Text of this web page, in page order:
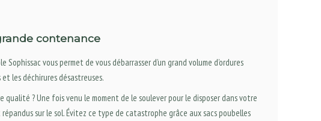
contenance
vous permet de vous débarrasser d’un grand volume d’ordures
les déchirures désastreuses.
? Une fois venu le moment de le soulever pour le disposer dans votre
sur le sol. Évitez ce type de catastrophe grâce aux sacs poubelles